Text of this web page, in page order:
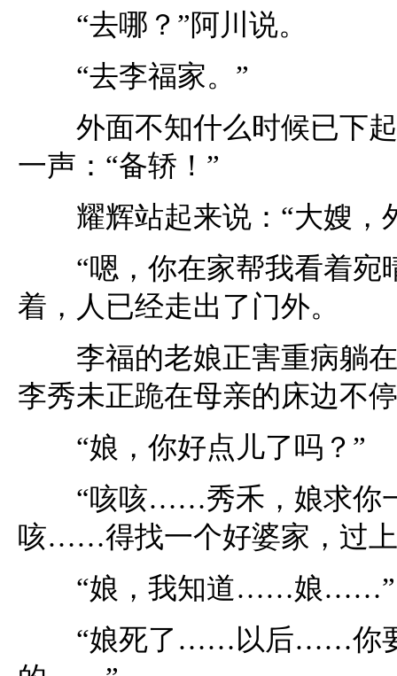
“去哪？”阿川说。
“去李福家。”
外面不知什么时候已下起
一声：“备轿！”
耀辉站起来说：“大嫂，
“嗯，你在家帮我看着宛
着，人已经走出了门外。
李福的老娘正害重病躺在
李秀未正跪在母亲的床边不
“娘，你好点儿了吗？”
“咳咳……秀禾，娘求你
咳……得找一个好婆家，过
“娘，我知道……娘……”
“娘死了……以后……你要